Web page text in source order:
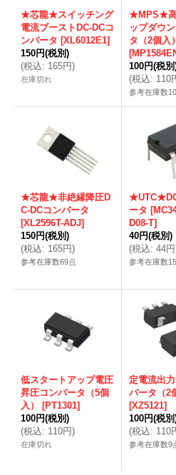
★芯龍★スイッチング
電流ブーストDC-DCコ
ンバータ [XL6012E1]
150円(税別)
(税込: 165円)
在庫切れ
★MPS★高
ップダウ
タ（2個入
[
100円(税別
(税込: 110
参考在庫数
★芯龍★非絶縁降圧D
C-DCコンバータ
[XL2596T-ADJ]
150円(税別)
(税込: 165円)
参考在庫数69点
ータ [
D08-T]
40円(税別)
(税込: 44円
参考在庫数
低スタートアップ電圧
昇圧コンバータ（5個
入）
[PT1301]
100円(税別)
(税込: 110円)
在庫切れ
定電流出
バータ（2
[XZ5121]
100円(税別
(税込: 110
参考在庫数9